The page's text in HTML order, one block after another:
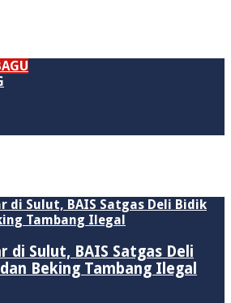
di Sulut, BAIS Satgas Deli
Beking Tambang Ilegal